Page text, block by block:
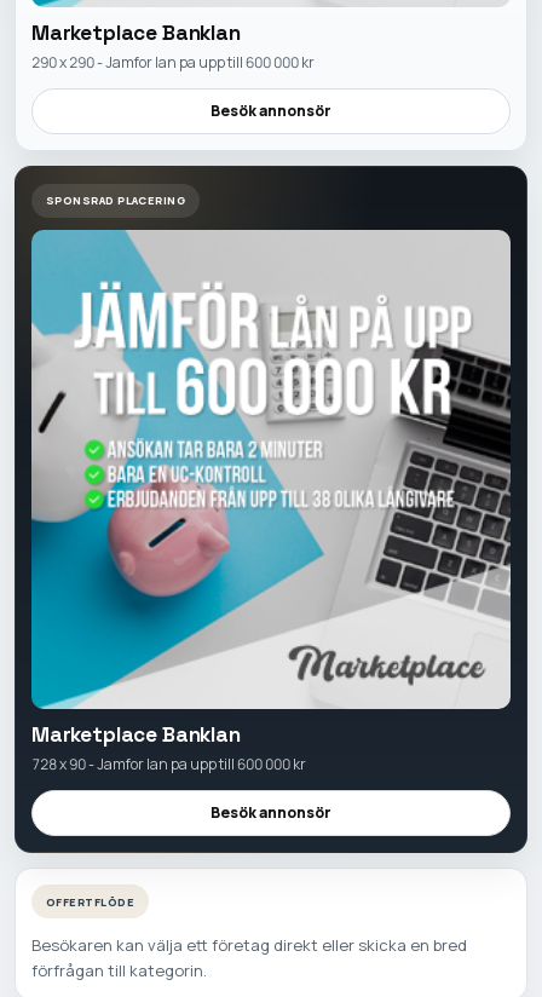
Marketplace Banklan
290 x 290 - Jamfor lan pa upp till 600 000 kr
Besök annonsör
SPONSRAD PLACERING
Marketplace Banklan
728 x 90 - Jamfor lan pa upp till 600 000 kr
Besök annonsör
OFFERTFLÖDE
Besökaren kan välja ett företag direkt eller skicka en bred
förfrågan till kategorin.